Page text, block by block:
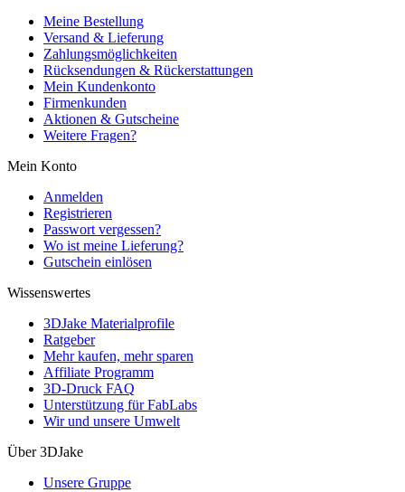
Meine Bestellung
Versand & Lieferung
Zahlungsmöglichkeiten
Rücksendungen & Rückerstattungen
Mein Kundenkonto
Firmenkunden
Aktionen & Gutscheine
Weitere Fragen?
Mein Konto
Anmelden
Registrieren
Passwort vergessen?
Wo ist meine Lieferung?
Gutschein einlösen
Wissenswertes
3DJake Materialprofile
Ratgeber
Mehr kaufen, mehr sparen
Affiliate Programm
3D-Druck FAQ
Unterstützung für FabLabs
Wir und unsere Umwelt
Über 3DJake
Unsere Gruppe